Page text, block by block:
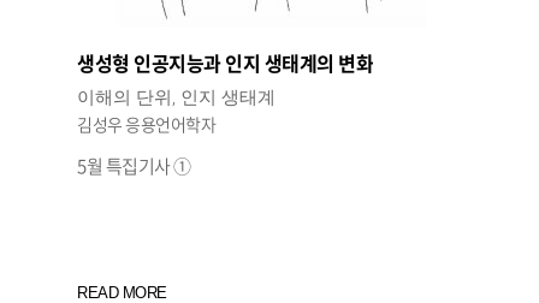
생성형 인공지능과 인지 생태계의 변화
이해의 단위, 인지 생태계
김성우 응용언어학자
5월 특집기사 ①
READ MORE